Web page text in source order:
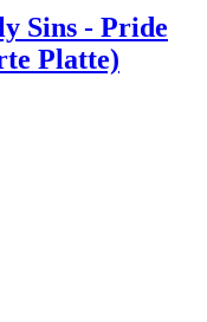
Sins - Pride
Platte)